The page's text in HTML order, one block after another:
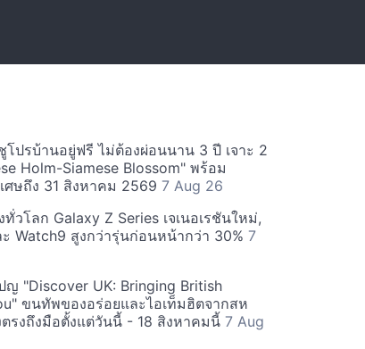
โปรบ้านอยู่ฟรี ไม่ต้องผ่อนนาน 3 ปี เจาะ 2
Holm-Siamese Blossom" พร้อม
ษถึง 31 สิงหาคม 2569 7 Aug 26
วโลก Galaxy Z Series เจเนอเรชันใหม่,
Watch9 สูงกว่ารุ่นก่อนหน้ากว่า 30% 7
ญ "Discover UK: Bringing British
ขนทัพของอร่อยและไอเท็มฮิตจากสห
รงถึงมือตั้งแต่วันนี้ - 18 สิงหาคมนี้ 7 Aug